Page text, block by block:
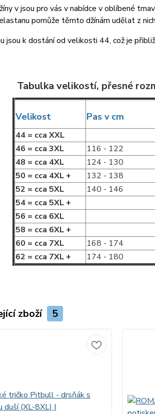
v jsou pro vás v nabídce v oblíbené
pomůže těmto džínám udělat z
jsou k dostání od velikosti 44, což je
velikostí, přesné
Velikost Pas v cm
44 = cca XXL
46 = cca 3XL
116 - 122
48 = cca 4XL
124 - 130
50 = cca 4XL +
132 - 138
52 = cca 5XL
140 - 146
54 = cca 5XL +
56 = cca 6XL
58 = cca 6XL +
60 = cca 7XL
168 - 174
62 = cca 7XL +
174 - 180
zboží 5